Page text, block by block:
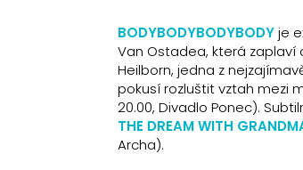
BODYBODYBODYBODYje
Van Ostadea, která zaplaví
Heilborn, jedna z
pokusí rozluštit vztah mezi
20.00, Divadlo Ponec).
THE DREAM WITH
Archa).